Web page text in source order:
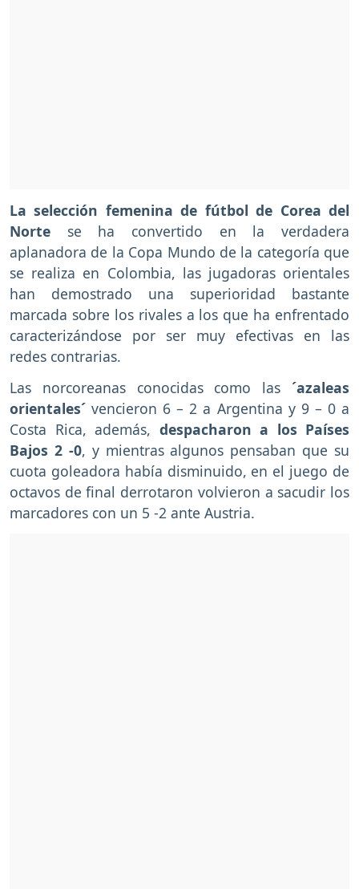
La selección femenina de fútbol de Corea del
Norte se ha convertido en la verdadera
aplanadora de la Copa Mundo de la categoría que
se realiza en Colombia, las jugadoras orientales
han demostrado una superioridad bastante
marcada sobre los rivales a los que ha enfrentado
caracterizándose por ser muy efectivas en las
redes contrarias.
Las norcoreanas conocidas como las ´azaleas
orientales´vencieron 6 – 2 a Argentina y 9 – 0 a
Costa Rica, además, despacharon a los Países
Bajos 2 -0, y mientras algunos pensaban que su
cuota goleadora había disminuido, en el juego de
octavos de final derrotaron volvieron a sacudir los
marcadores con un 5 -2 ante Austria.